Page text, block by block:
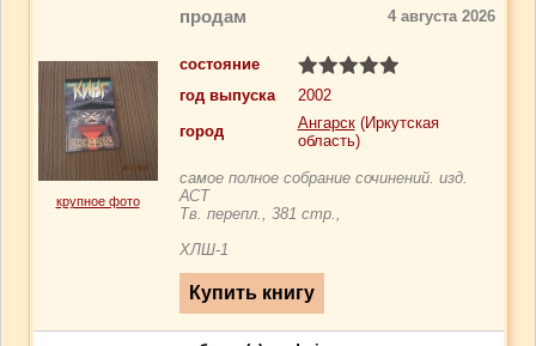
крупное фото
продам 4 августа 2026
состояние
год выпуска
2002
город
Ангарск(Иркутская
область)
самое полное собрание сочинений. изд.
АСТ
Тв. перепл., 381 стр.,
ХЛШ-1